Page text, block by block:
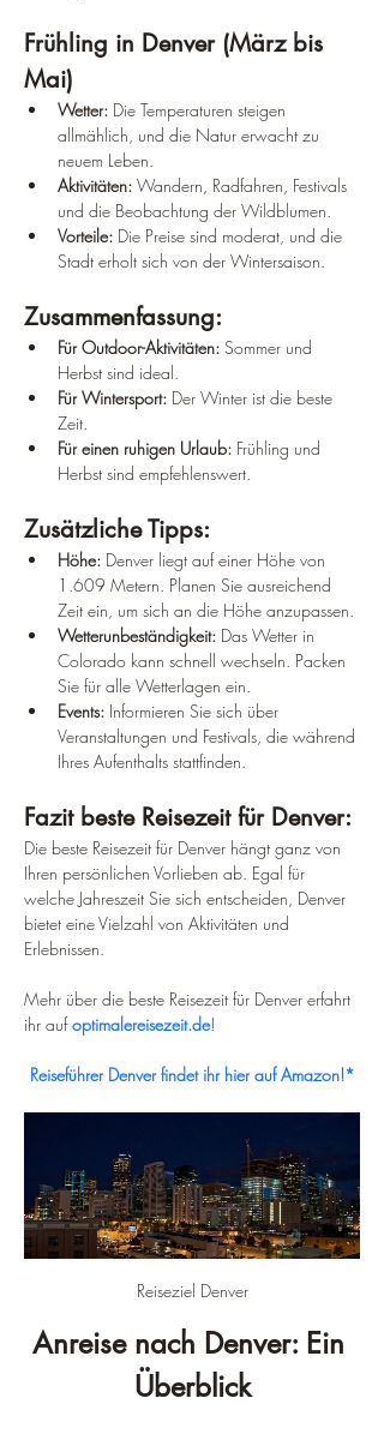
Frühling in Denver (März bis
Mai)
Wetter: Die Temperaturen steigen
allmählich, und die Natur erwacht zu
neuem Leben.
Aktivitäten: Wandern, Radfahren, Festivals
und die Beobachtung der Wildblumen.
Vorteile: Die Preise sind moderat, und die
Stadt erholt sich von der Wintersaison.
Zusammenfassung:
Für Outdoor-Aktivitäten: Sommer und
Herbst sind ideal.
Für Wintersport: Der Winter ist die beste
Zeit.
Für einen ruhigen Urlaub: Frühling und
Herbst sind empfehlenswert.
Zusätzliche Tipps:
Höhe: Denver liegt auf einer Höhe von
1.609 Metern. Planen Sie ausreichend
Zeit ein, um sich an die Höhe anzupassen.
Wetterunbeständigkeit: Das Wetter in
Colorado kann schnell wechseln. Packen
Sie für alle Wetterlagen ein.
Events: Informieren Sie sich über
Veranstaltungen und Festivals, die während
Ihres Aufenthalts stattfinden.
Fazit beste Reisezeit für Denver:
Die beste Reisezeit für Denver hängt ganz von
Ihren persönlichen Vorlieben ab. Egal für
welche Jahreszeit Sie sich entscheiden, Denver
bietet eine Vielzahl von Aktivitäten und
Erlebnissen.
Mehr über die beste Reisezeit für Denver erfahrt
ihr auf optimalereisezeit.de!
Reiseführer Denver findet ihr hier auf Amazon!*
Reiseziel Denver
Anreise nach Denver: Ein
Überblick